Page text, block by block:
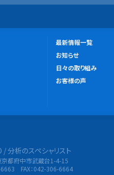
更
新
情
報
最新情報一覧
お知らせ
日々の取り組み
お客様の声
分析のスペシャリスト
都府中市武蔵台1-4-15
6663 FAX：042-306-6664